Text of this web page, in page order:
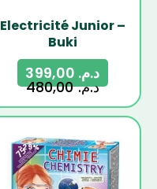
Electricité Junior –
Buki
د.م.480,00
د.م.
-29%